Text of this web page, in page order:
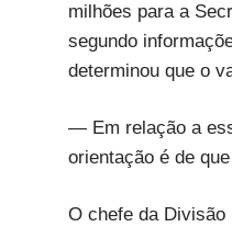
milhões para a
segundo
determinou que o
— Em relação a
orientação é de
O chefe da Divisão